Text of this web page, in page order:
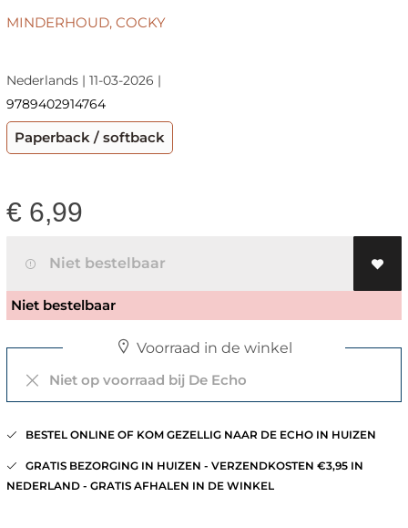
MINDERHOUD, COCKY
Nederlands | 11-03-2026 |
9789402914764
Paperback / softback
€ 6,99
Niet bestelbaar
Niet bestelbaar
Voorraad in de winkel
Niet op voorraad bij De Echo
BESTEL ONLINE OF KOM GEZELLIG NAAR DE ECHO IN HUIZEN
GRATIS BEZORGING IN HUIZEN - VERZENDKOSTEN €3,95 IN
NEDERLAND - GRATIS AFHALEN IN DE WINKEL